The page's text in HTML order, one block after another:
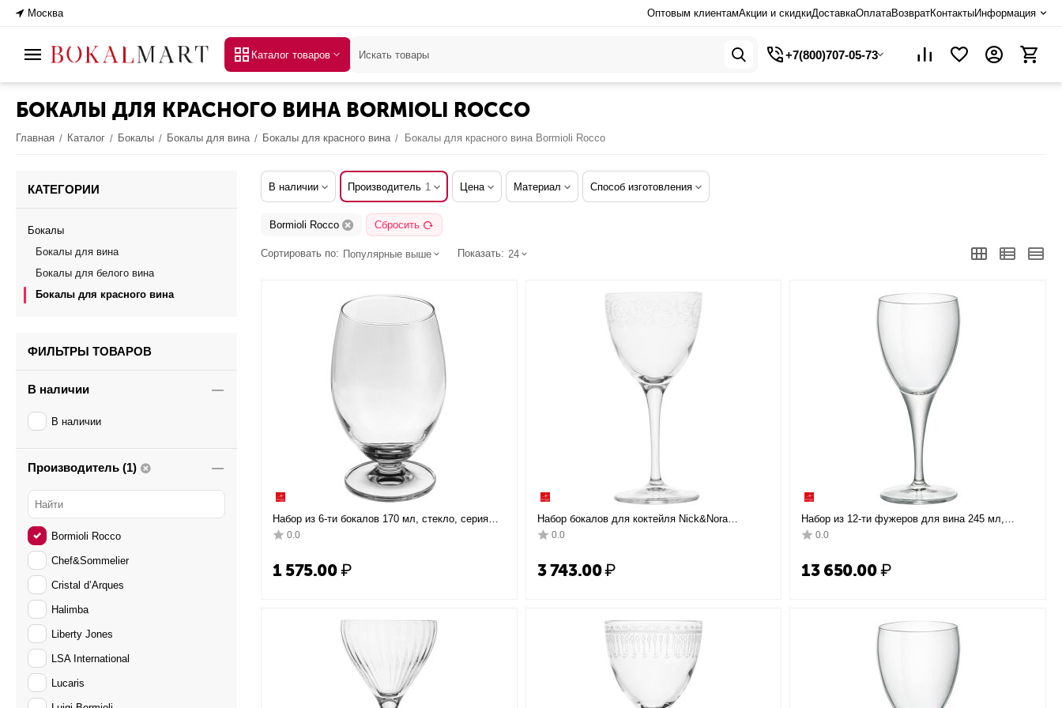
Москва Оптовым клиентамАкции и скидкиДоставкаОплатаВозвратКонтактыИнформация
Каталог товаров +7(800)707-05-73
БОКАЛЫ ДЛЯ КРАСНОГО ВИНА BORMIOLI ROCCO
Главная / Каталог / Бокалы / Бокалы для вина / Бокалы для красного вина / Бокалы для красного вина Bormioli Rocco
В наличии Производитель 1 Цена Материал Способ изготовления
Bormioli Rocco Сбросить
Сортировать по: Популярные выше Показать: 24
Набор из 6-ти бокалов 170 мл, стекло, серия
TULIP, Bormioli Rocco
0.0
1 575.00₽
Набор бокалов для коктейля Nick&Nora
Novecento Liberty, 6 шт, 155 мл, D74 мм, H155
мм, хрустальное стекло, Bormioli Rocco
0.0
3 743.00₽
Набор из 12-ти фужеров для вина 245 мл,
стекло, серия FIORE, Bormioli Rocco
0.0
13 650.00₽
КАТЕГОРИИ
Бокалы
Бокалы для вина
Бокалы для белого вина
Бокалы для красного вина
ФИЛЬТРЫ ТОВАРОВ
В наличии
В наличии
Производитель (1)
Bormioli Rocco
Chef&Sommelier
Cristal d’Arques
Halimba
Liberty Jones
LSA International
Lucaris